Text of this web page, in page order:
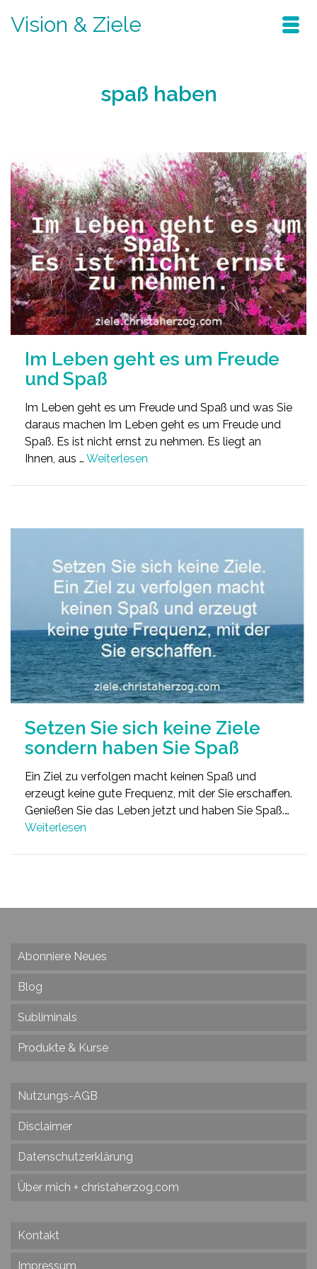
Vision & Ziele
spaß haben
Im Leben geht es um Freude
und Spaß
Im Leben geht es um Freude und Spaß und was Sie
daraus machen Im Leben geht es um Freude und
Spaß. Es ist nicht ernst zu nehmen. Es liegt an
Ihnen, aus … Weiterlesen
Setzen Sie sich keine Ziele
sondern haben Sie Spaß
Ein Ziel zu verfolgen macht keinen Spaß und
erzeugt keine gute Frequenz, mit der Sie erschaffen.
Genießen Sie das Leben jetzt und haben Sie Spaß.…
Weiterlesen
Abonniere Neues
Blog
Subliminals
Produkte & Kurse
Nutzungs-AGB
Disclaimer
Datenschutzerklärung
Über mich + christaherzog.com
Kontakt
Impressum